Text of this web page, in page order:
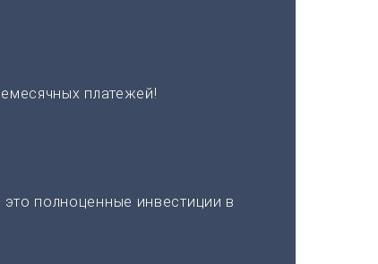
платежей!
полноценные инвестиции в